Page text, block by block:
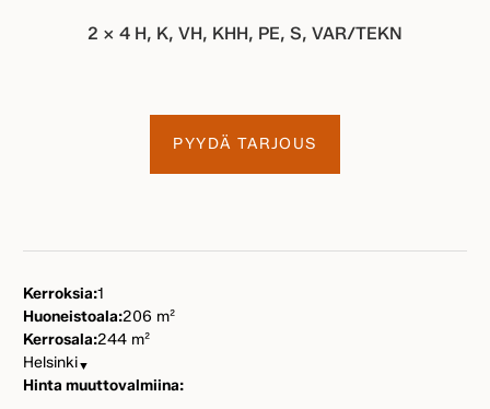
2 x 4 H, K, VH, KHH, PE, S, VAR/TEKN
PYYDÄ TARJOUS
Kerroksia:1
Huoneistoala:206 m²
Kerrosala:244 m²
Helsinki▼
Hinta muuttovalmiina: